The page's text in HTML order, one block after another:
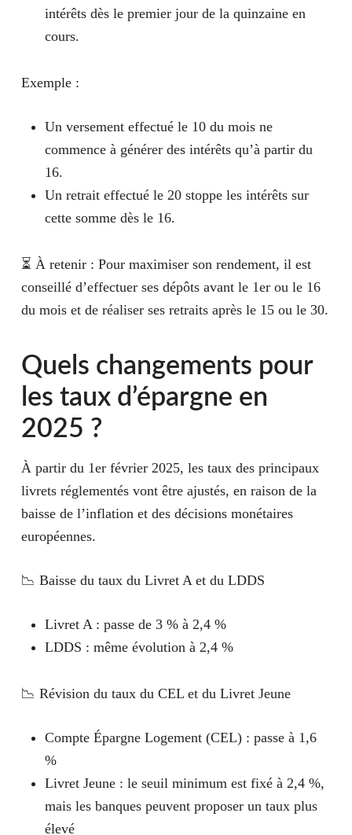
intérêts dès le premier jour de la quinzaine en
cours.
Exemple :
Un versement effectué le 10 du mois ne
commence à générer des intérêts qu’à partir du
16.
Un retrait effectué le 20 stoppe les intérêts sur
cette somme dès le 16.
⏳ À retenir : Pour maximiser son rendement, il est
conseillé d’effectuer ses dépôts avant le 1er ou le 16
du mois et de réaliser ses retraits après le 15 ou le 30.
Quels changements pour
les taux d’épargne en
2025 ?
À partir du 1er février 2025, les taux des principaux
livrets réglementés vont être ajustés, en raison de la
baisse de l’inflation et des décisions monétaires
européennes.
📉 Baisse du taux du Livret A et du LDDS
Livret A : passe de 3 % à 2,4 %
LDDS : même évolution à 2,4 %
📉 Révision du taux du CEL et du Livret Jeune
Compte Épargne Logement (CEL) : passe à 1,6
%
Livret Jeune : le seuil minimum est fixé à 2,4 %,
mais les banques peuvent proposer un taux plus
élevé